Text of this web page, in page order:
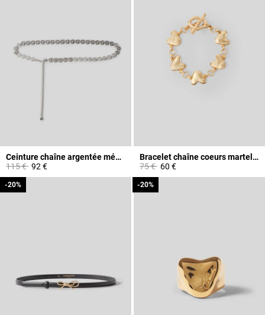
Ceinture chaîne argentée médaillons CP
Prix réduit à partir de
115 €à92 €
Bracelet chaîne coeurs martelés
Prix réduit à partir de
75 €à60 €
-20%
-20% -20%
-20%